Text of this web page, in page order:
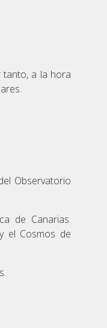
tanto, a la hora
Observatorio
de Canarias.
el Cosmos de